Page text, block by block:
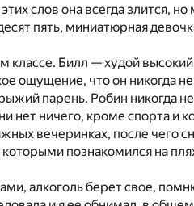
слов она всегда злится,
пять, миниатюрная
классе. Билл — худой
ощущение, что он никогда
парень. Робин никогда
нет ничего, кроме спорта и
вечеринках, после чего
познакомился на
алкоголь берет свое,